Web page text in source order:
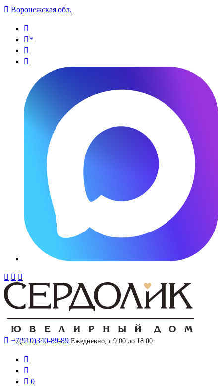
 Воронежская обл.

*


  
 +7(910)340-89-89 Ежедневно, с 9:00 до 18:00


 0